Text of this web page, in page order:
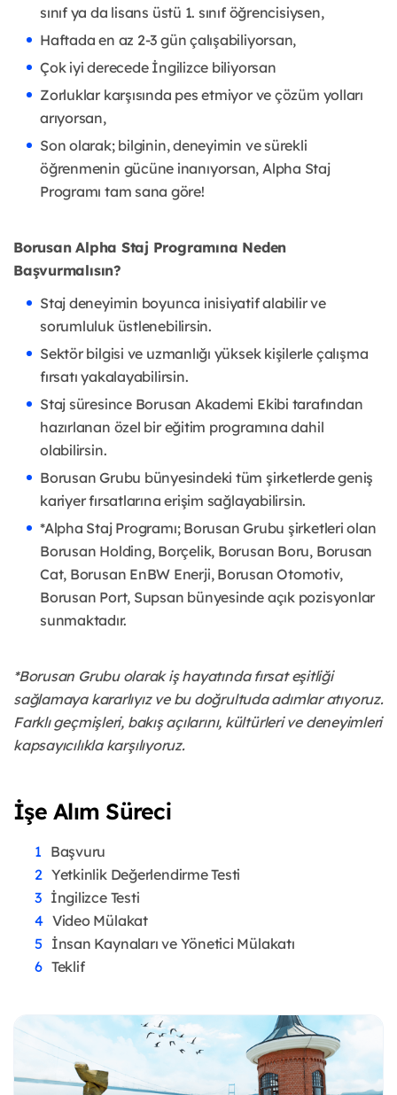
sınıf ya da lisans üstü 1. sınıf öğrencisiysen,
Haftada en az 2-3 gün çalışabiliyorsan,
Çok iyi derecede İngilizce biliyorsan
Zorluklar karşısında pes etmiyor ve çözüm yolları
arıyorsan,
Son olarak; bilginin, deneyimin ve sürekli
öğrenmenin gücüne inanıyorsan, Alpha Staj
Programı tam sana göre!
Borusan Alpha Staj Programına Neden
Başvurmalısın?
Staj deneyimin boyunca inisiyatif alabilir ve
sorumluluk üstlenebilirsin.
Sektör bilgisi ve uzmanlığı yüksek kişilerle çalışma
fırsatı yakalayabilirsin.
Staj süresince Borusan Akademi Ekibi tarafından
hazırlanan özel bir eğitim programına dahil
olabilirsin.
Borusan Grubu bünyesindeki tüm şirketlerde geniş
kariyer fırsatlarına erişim sağlayabilirsin.
*Alpha Staj Programı; Borusan Grubu şirketleri olan
Borusan Holding, Borçelik, Borusan Boru, Borusan
Cat, Borusan EnBW Enerji, Borusan Otomotiv,
Borusan Port, Supsan bünyesinde açık pozisyonlar
sunmaktadır.
*Borusan Grubu olarak iş hayatında fırsat eşitliği
sağlamaya kararlıyız ve bu doğrultuda adımlar atıyoruz.
Farklı geçmişleri, bakış açılarını, kültürleri ve deneyimleri
kapsayıcılıkla karşılıyoruz.
İşe Alım Süreci
Başvuru
Yetkinlik Değerlendirme Testi
İngilizce Testi
Video Mülakat
İnsan Kaynaları ve Yönetici Mülakatı
Teklif